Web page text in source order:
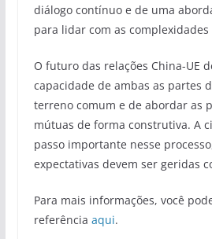
diálogo contínuo e de uma
para lidar com as complexidades
O futuro das relações China-UE
capacidade de ambas as partes
terreno comum e de abordar as
mútuas de forma construtiva. A
passo importante nesse
expectativas devem ser geridas
Para mais informações, você
referência aqui.